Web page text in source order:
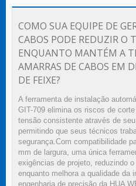
COMO SUA EQUIPE DE
CABOS PODE REDUZIR O
ENQUANTO MANTÉM A
AMARRAS DE CABOS EM
DE FEIXE?
A ferramenta de instalação
GIT-709 elimina os riscos de
tensão consistente através de
permitindo que seus técnicos
segurança.Com compatibilidade
mm de largura, uma única
exigências de projeto, reduzindo
enquanto melhora a qualidade da
engenharia de precisão da HUA